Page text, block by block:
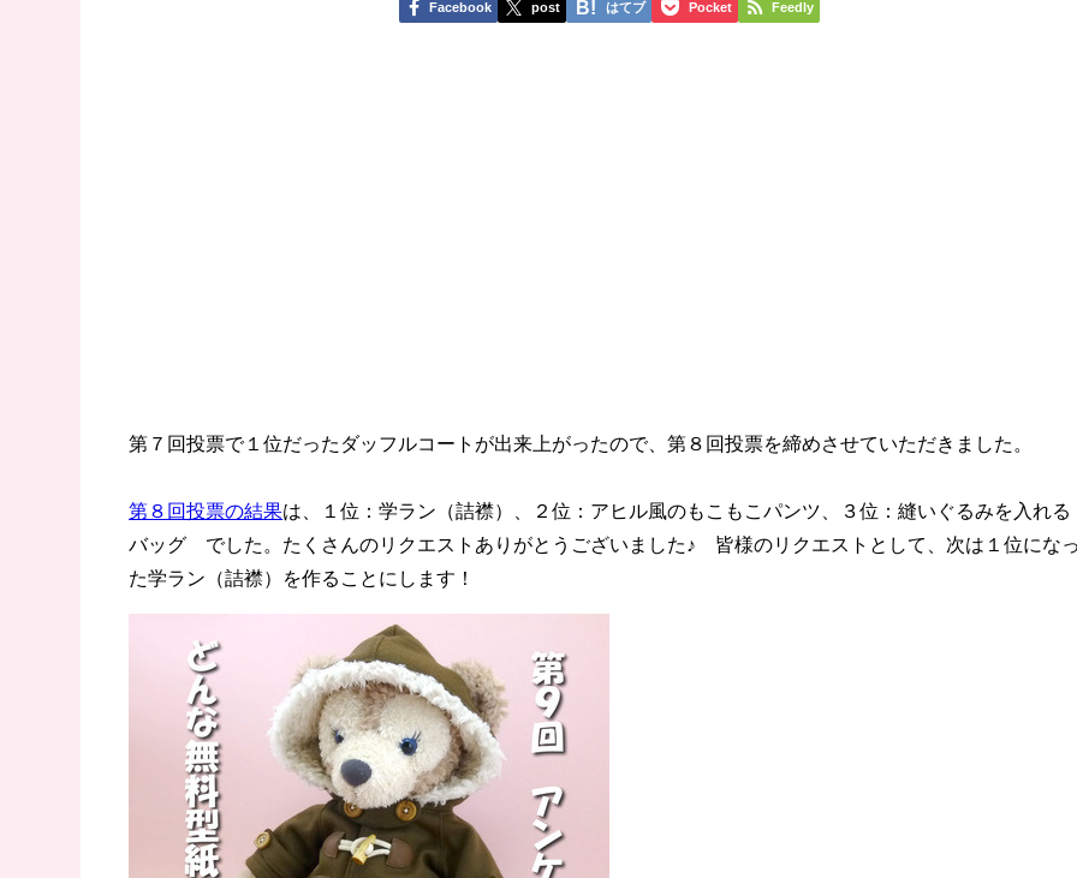
Facebook post はてブ Pocket Feedly
第７回投票で１位だったダッフルコートが出来上がったので、第８回投票を締めさせていただきました。
第８回投票の結果は、１位：学ラン（詰襟）、２位：アヒル風のもこもこパンツ、３位：縫いぐるみを入れる
バッグ でした。たくさんのリクエストありがとうございました♪ 皆様のリクエストとして、次は１位にな
た学ラン（詰襟）を作ることにします！